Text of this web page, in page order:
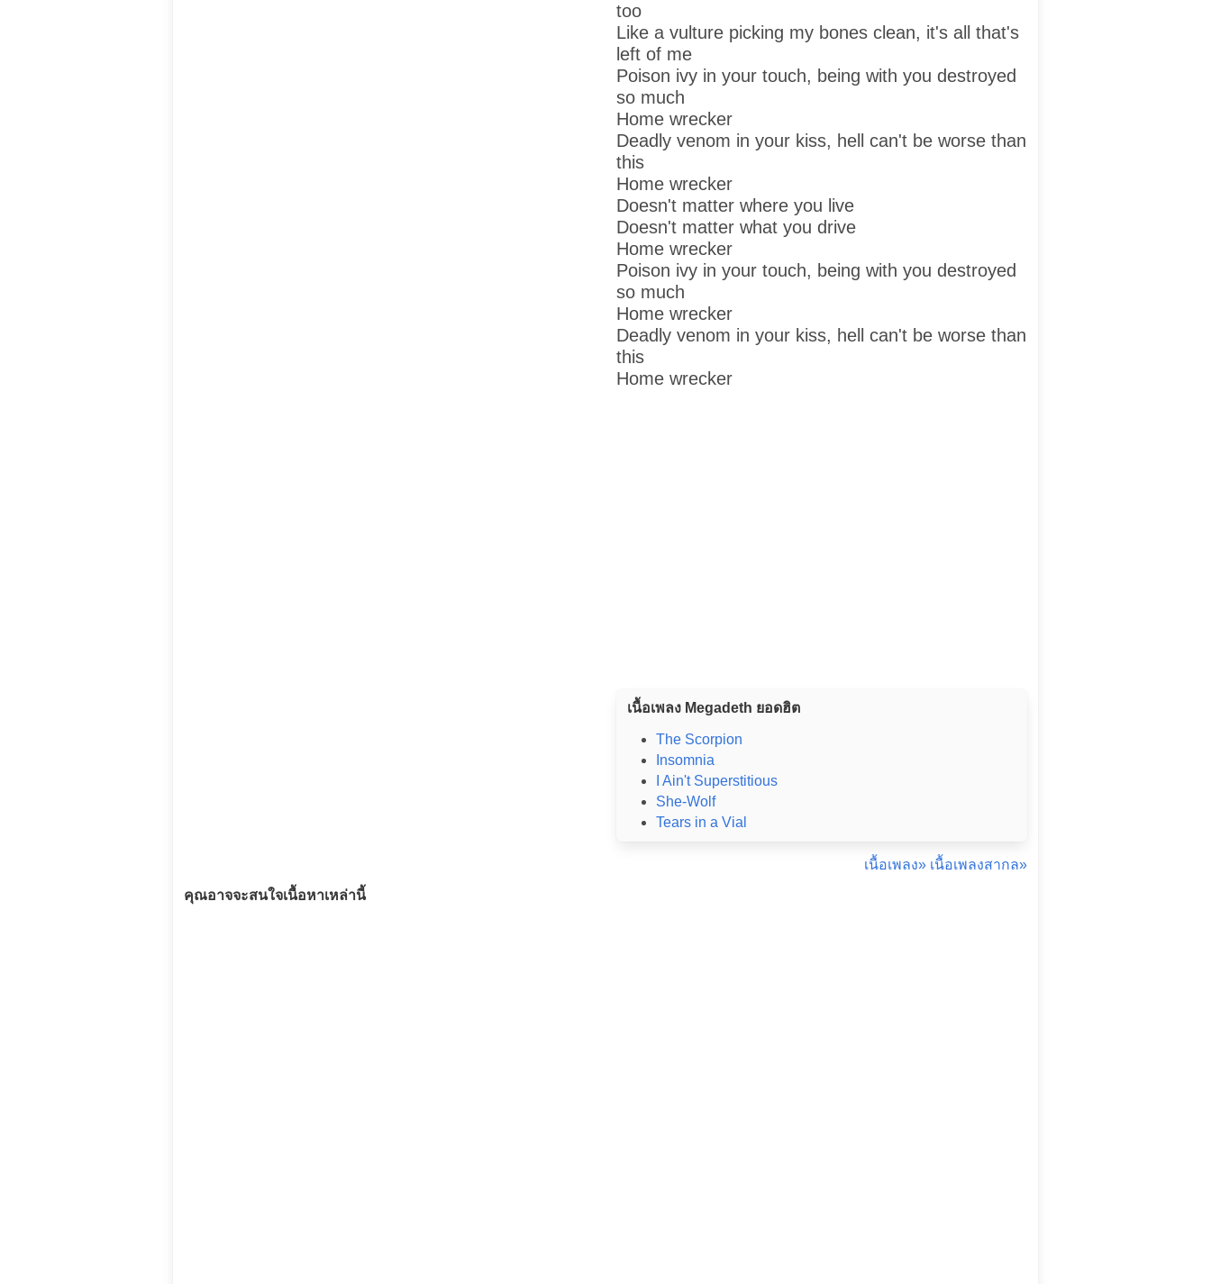
too
Like a vulture picking my bones clean, it's all that's
left of me
Poison ivy in your touch, being with you destroyed
so much
Home wrecker
Deadly venom in your kiss, hell can't be worse than
this
Home wrecker
Doesn't matter where you live
Doesn't matter what you drive
Home wrecker
Poison ivy in your touch, being with you destroyed
so much
Home wrecker
Deadly venom in your kiss, hell can't be worse than
this
Home wrecker
เนื้อเพลง Megadeth ยอดฮิต
The Scorpion
Insomnia
I Ain't Superstitious
She-Wolf
Tears in a Vial
เนื้อเพลง» เนื้อเพลงสากล»
คุณอาจจะสนใจเนื้อหาเหล่านี้